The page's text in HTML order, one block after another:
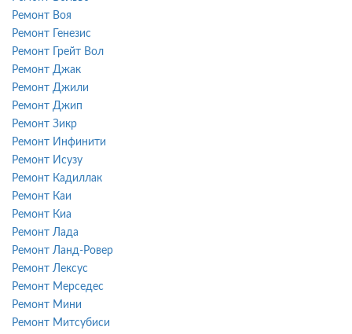
Ремонт Воя
Ремонт Генезис
Ремонт Грейт Вол
Ремонт Джак
Ремонт Джили
Ремонт Джип
Ремонт Зикр
Ремонт Инфинити
Ремонт Исузу
Ремонт Кадиллак
Ремонт Каи
Ремонт Киа
Ремонт Лада
Ремонт Ланд-Ровер
Ремонт Лексус
Ремонт Мерседес
Ремонт Мини
Ремонт Митсубиси